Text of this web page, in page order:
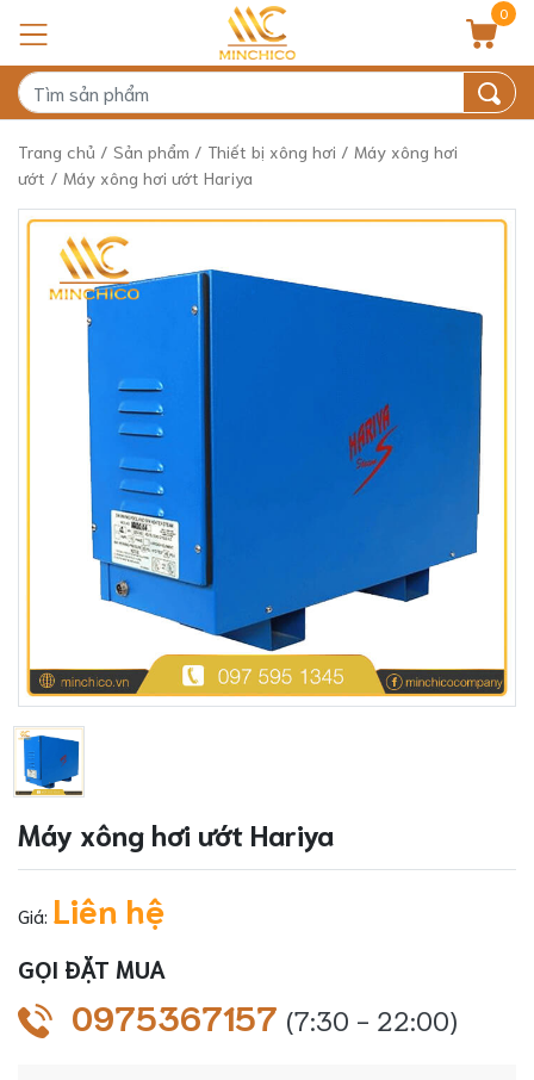
0
Trang chủ / Sản phẩm / Thiết bị xông hơi / Máy xông hơi
ướt / Máy xông hơi ướt Hariya
Máy xông hơi ướt Hariya
Giá: Liên hệ
GỌI ĐẶT MUA
0975367157 (7:30 - 22:00)